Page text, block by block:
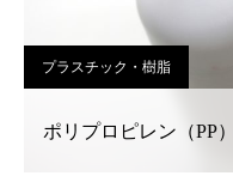
プラスチック・樹脂
ポリプロピレン（PP）